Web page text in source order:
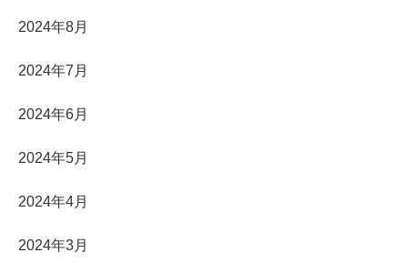
2024年8月
2024年7月
2024年6月
2024年5月
2024年4月
2024年3月